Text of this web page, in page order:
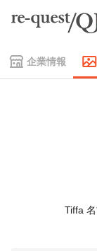
企業情報
Tiffa